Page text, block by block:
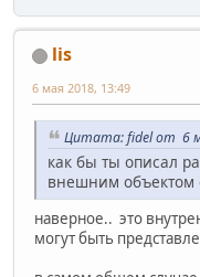
lis
6 мая 2018, 13:49
Цитата: fidel от 6
как бы ты описал
внешним объектом
наверное.. это
могут быть